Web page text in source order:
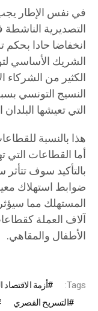
في نفس الإطار
التصديرية
انخفاضا حادا بحكم
الشريك الأساسي
الكثير من الشركاء
النسيج التونسي
التي تعيشها البلدان
هذا بالنسبة
أما القطاعات التي
بالتأكيد سوف
ضوابط استهلاك
المستهلك مما
آلاف العملة
الأطفال والمقاهي.
Tags: أزمة الاقتصاد
التسريح القصري